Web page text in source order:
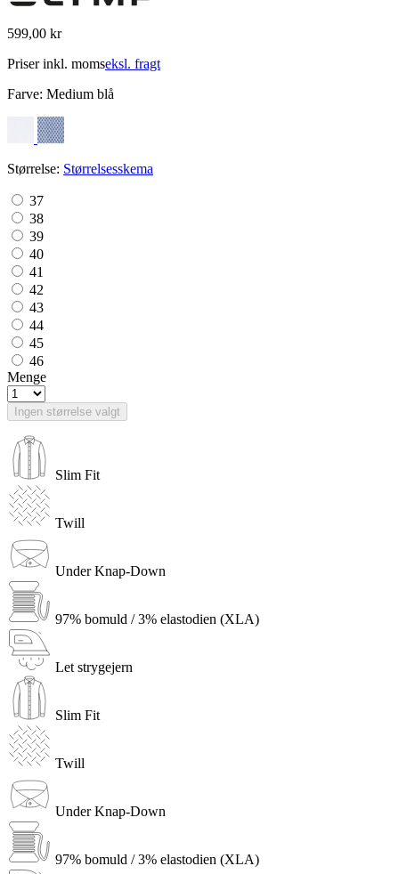
599,00 kr
Priser inkl. momseksl. fragt
Farve: Medium blå
Størrelse: Størrelsesskema
37
38
39
40
41
42
43
44
45
46
Menge
Ingen størrelse valgt
Slim Fit
Twill
Under Knap-Down
97% bomuld / 3% elastodien (XLA)
Let strygejern
Slim Fit
Twill
Under Knap-Down
97% bomuld / 3% elastodien (XLA)